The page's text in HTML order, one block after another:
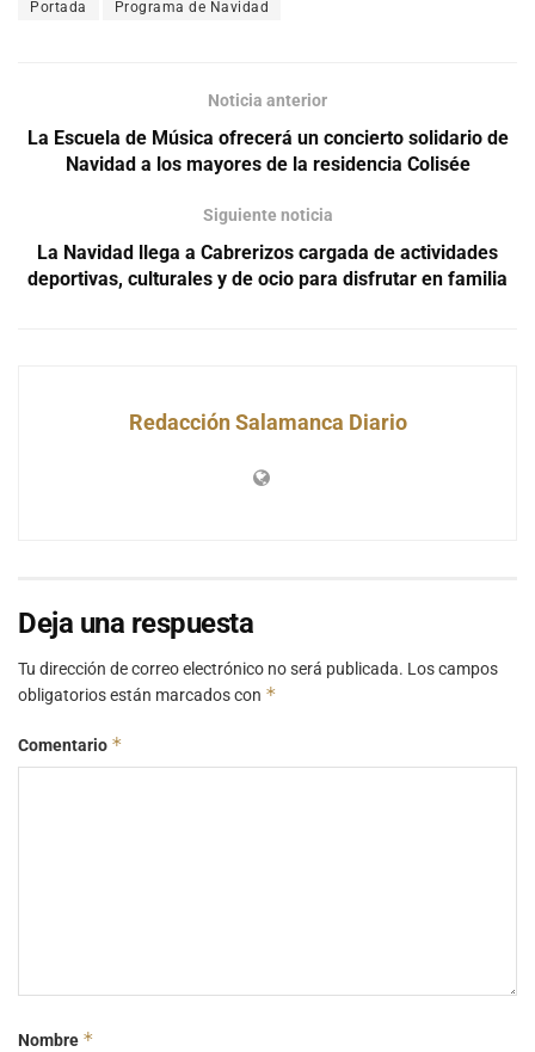
Portada Programa de Navidad
Noticia anterior
La Escuela de Música ofrecerá un concierto solidario de
Navidad a los mayores de la residencia Colisée
Siguiente noticia
La Navidad llega a Cabrerizos cargada de actividades
deportivas, culturales y de ocio para disfrutar en familia
Redacción Salamanca Diario
Deja una respuesta
Tu dirección de correo electrónico no será publicada. Los campos
obligatorios están marcados con *
Comentario *
Nombre *